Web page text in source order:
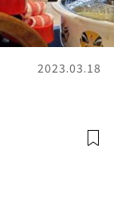
2023.03.18